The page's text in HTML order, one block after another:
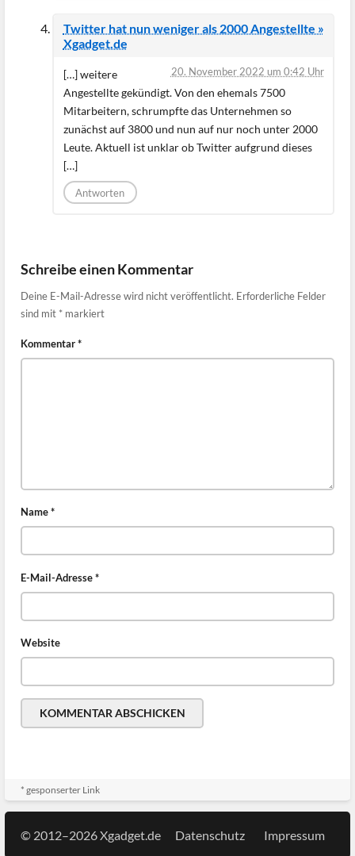
Twitter hat nun weniger als 2000 Angestellte »
Xgadget.de
20. November 2022 um 0:42 Uhr
[…] weitere
Angestellte gekündigt. Von den ehemals 7500
Mitarbeitern, schrumpfte das Unternehmen so
zunächst auf 3800 und nun auf nur noch unter 2000
Leute. Aktuell ist unklar ob Twitter aufgrund dieses
[…]
Antworten
Schreibe einen Kommentar
Deine E-Mail-Adresse wird nicht veröffentlicht. Erforderliche Felder
sind mit * markiert
Kommentar*
Name*
E-Mail-Adresse*
Website
* gesponserter Link
© 2012–2026 Xgadget.de Datenschutz Impressum